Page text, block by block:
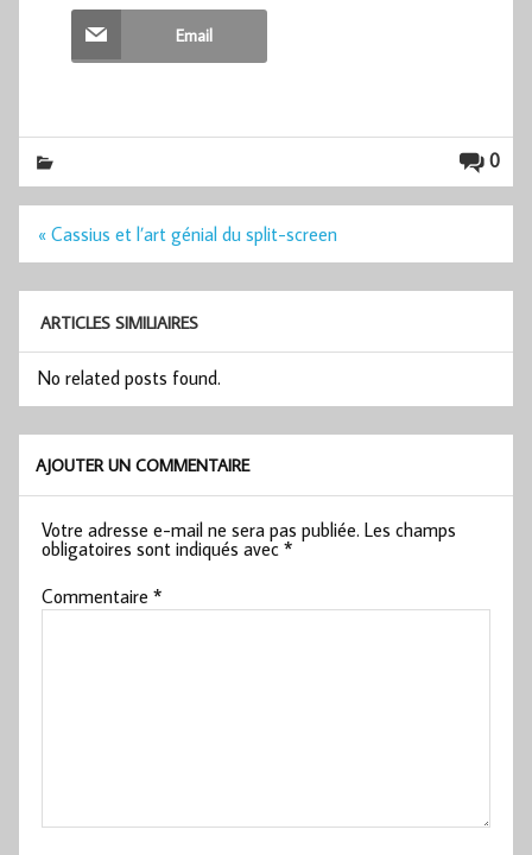
Email
0
Navigation
« Cassius et l’art génial du split-screen
ARTICLES SIMILIAIRES
No related posts found.
AJOUTER UN COMMENTAIRE
Votre adresse e-mail ne sera pas publiée. Les champs
obligatoires sont indiqués avec*
Commentaire*